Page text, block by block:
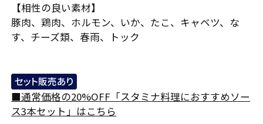
【相性の良い素材】
豚肉、鶏肉、ホルモン、いか、たこ、キャベツ、な
す、チーズ類、春雨、トック
■通常価格の20%OFF「スタミナ料理におすすめソー
ス3本セット」はこちら